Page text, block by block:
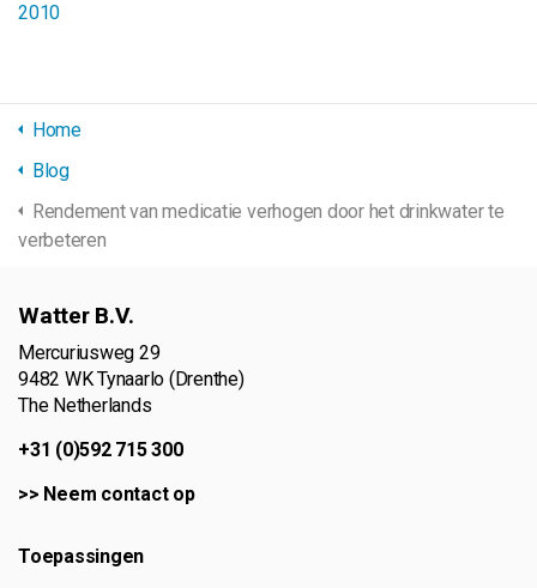
2010
Home
Blog
Rendement van medicatie verhogen door het drinkwater te
verbeteren
Watter B.V.
Mercuriusweg 29
9482 WK Tynaarlo (Drenthe)
The Netherlands
+31 (0)592 715 300
>> Neem contact op
Toepassingen